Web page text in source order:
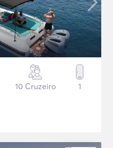
10 Cruzeiro 1